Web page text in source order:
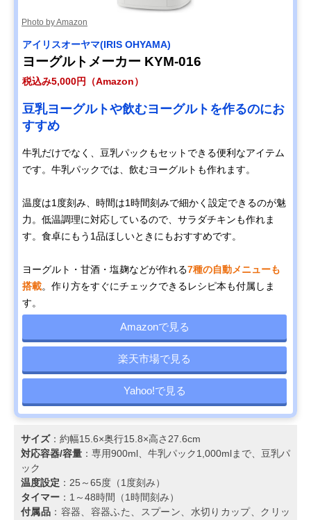
Photo by Amazon
アイリスオーヤマ(IRIS OHYAMA)
ヨーグルトメーカー KYM-016
税込み5,000円（Amazon）
豆乳ヨーグルトや飲むヨーグルトを作るのにお
すすめ
牛乳だけでなく、豆乳パックもセットできる便利なアイテム
です。牛乳パックでは、飲むヨーグルトも作れます。
温度は1度刻み、時間は1時間刻みで細かく設定できるのが魅
力。低温調理に対応しているので、サラダチキンも作れま
す。食卓にもう1品ほしいときにもおすすめです。
ヨーグルト・甘酒・塩麹などが作れる7種の自動メニューも
搭載。作り方をすぐにチェックできるレシピ本も付属しま
す。
Amazonで見る
楽天市場で見る
Yahoo!で見る
サイズ：約幅15.6×奥行15.8×高さ27.6cm
対応容器/容量 ：専用900ml、牛乳パック1,000mlまで、豆乳パ
ック
温度設定 ：25～65度（1度刻み）
タイマー ：1～48時間（1時間刻み）
付属品 ：容器、容器ふた、スプーン、水切りカップ、クリッ